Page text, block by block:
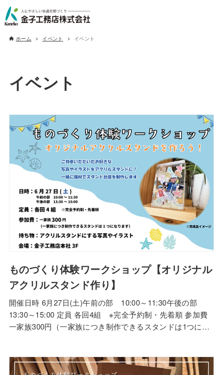
ホーム イベント イベント
イベント
ものづくり体験ワークショップ【オリジナル
アクリルスタンド作り】
開催日時 6月27日(土)午前の部 10:00～11:30午後の部
13:30～15:00 定員 各回4組 ※完全予約制・先着順 参加費
一家族300円（一家族につき制作できるスタンドは1つにな
(木) AM8:00まで 【申込み締切延長しまし…